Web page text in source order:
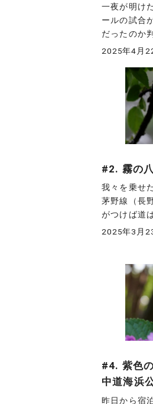
一夜が明け
ールの試合
だったのか
2025年4月
#2. 霧の
我々を乗せ
茅野線（長
がつけば道
2025年3月
#4. 紫色
中道海浜
昨日から宿